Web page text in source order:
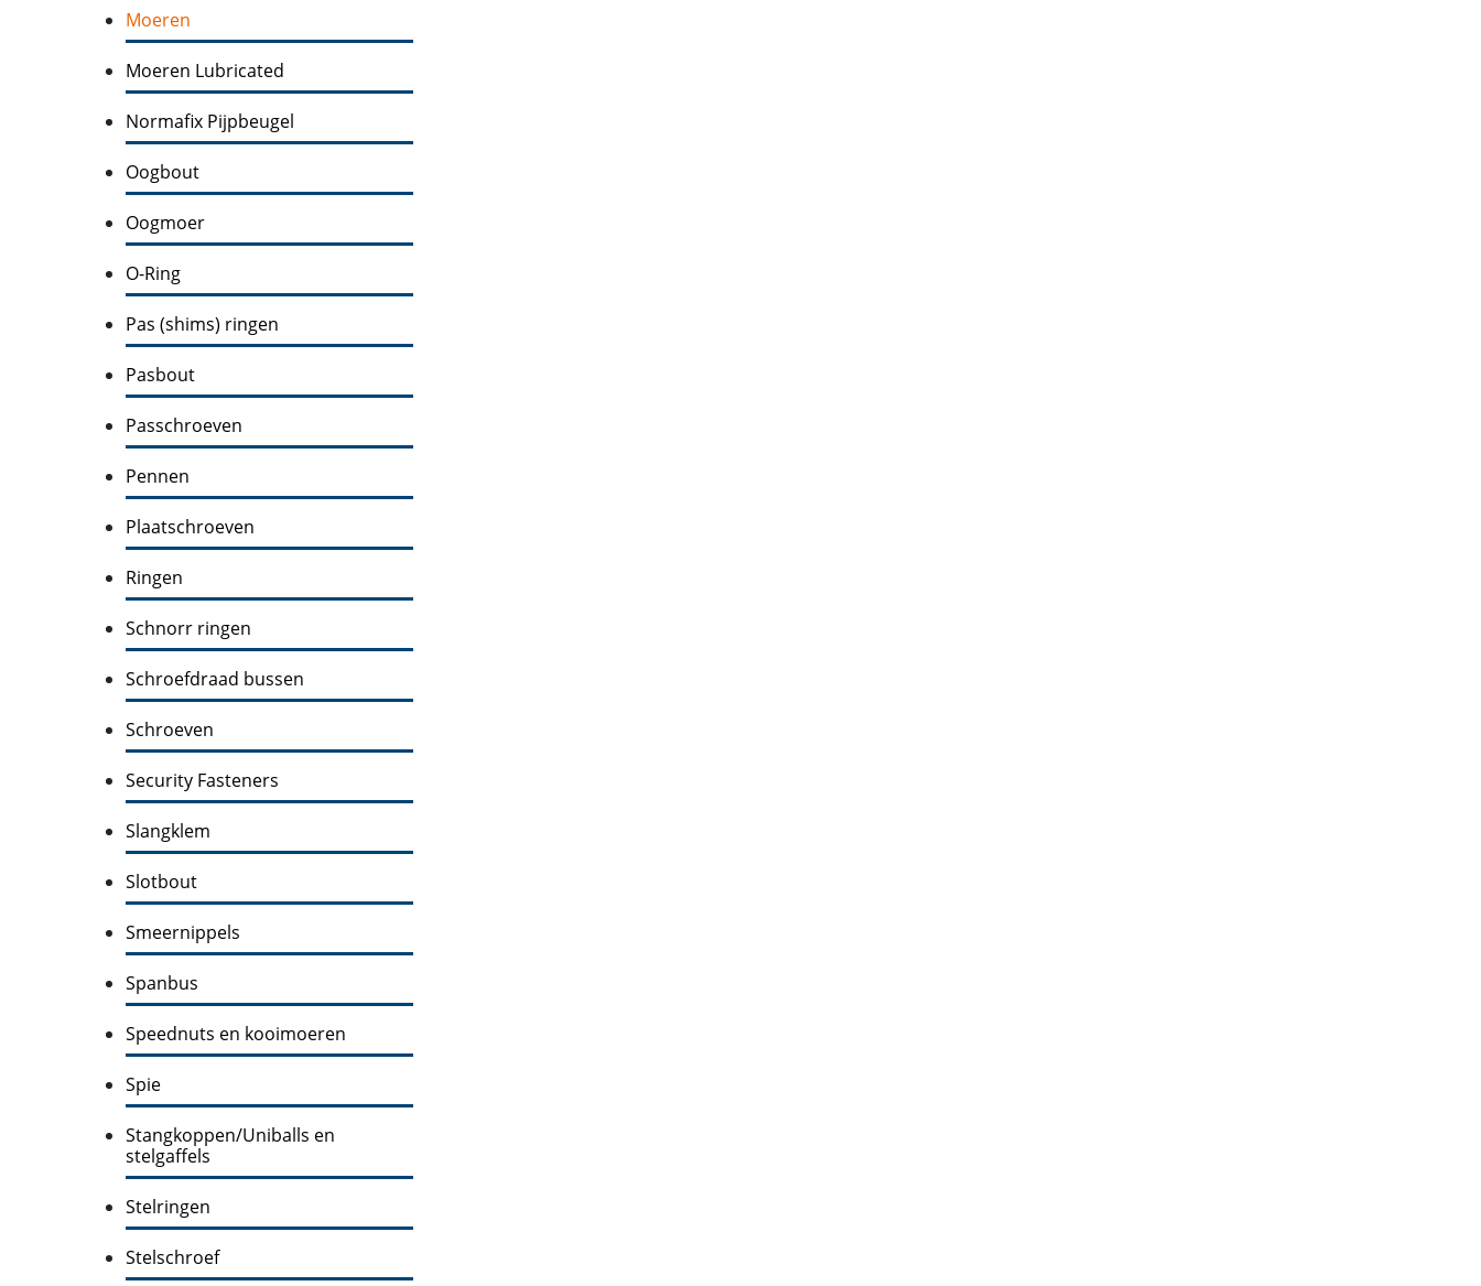
Moeren
Moeren Lubricated
Normafix Pijpbeugel
Oogbout
Oogmoer
O-Ring
Pas (shims) ringen
Pasbout
Passchroeven
Pennen
Plaatschroeven
Ringen
Schnorr ringen
Schroefdraad bussen
Schroeven
Security Fasteners
Slangklem
Slotbout
Smeernippels
Spanbus
Speednuts en kooimoeren
Spie
Stangkoppen/Uniballs en
stelgaffels
Stelringen
Stelschroef